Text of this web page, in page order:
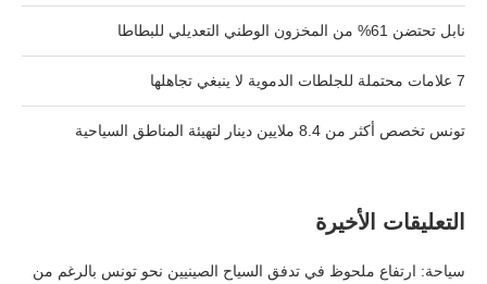
نابل تحتضن 61% من المخزون الوطني التعديلي للبطاطا
7 علامات محتملة للجلطات الدموية لا ينبغي تجاهلها
تونس تخصص أكثر من 8.4 ملايين دينار لتهيئة المناطق السياحية
التعليقات الأخيرة
سياحة: ارتفاع ملحوظ في تدفق السياح الصينيين نحو تونس بالرغم من